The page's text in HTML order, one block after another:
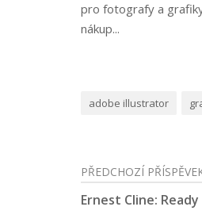
pro fotografy a
nákup...
adobe illustrator
Navigace
pro
PŘEDCHOZÍ
Ernest Cline: